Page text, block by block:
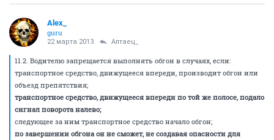
Alex_
guru
22 марта 2013 Алтаец_
11.2. Водителю запрещается выполнять обгон в случаях, если:
транспортное средство, движущееся впереди, производит обгон или
объезд препятствия;
транспортное средство, движущееся впереди по той же полосе, подало
сигнал поворота налево;
следующее за ним транспортное средство начало обгон;
по завершении обгона он не сможет, не создавая опасности для